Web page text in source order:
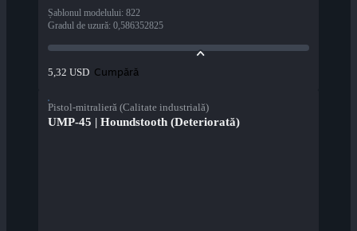
Șablonul modelului: 822
Gradul de uzură: 0,586352825
5,32 USD Cumpără
Pistol-mitralieră (Calitate industrială)
UMP-45 | Houndstooth (Deteriorată)